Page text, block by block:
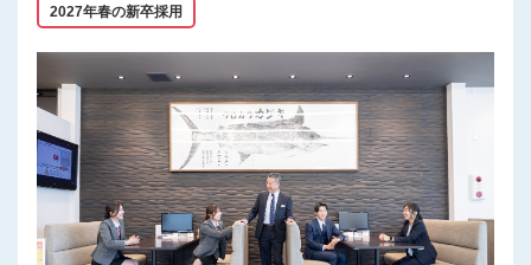
2027年春の新卒採用